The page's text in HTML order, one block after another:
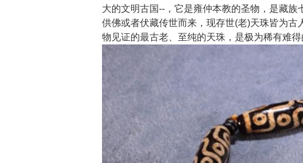
大的文明古国--，它是雍仲本教的圣物，是藏
供佛或者伏藏传世而来，现存世(老)天珠皆为
物见证的最古老、至纯的天珠，是极为稀有难